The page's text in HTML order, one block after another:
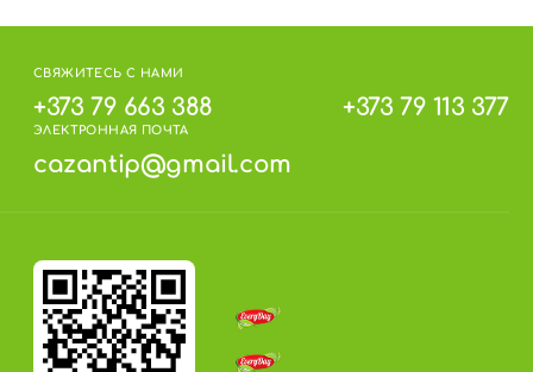
СВЯЖИТЕСЬ С НАМИ
+373 79 663 388 +373 79 113 377
ЭЛЕКТРОННАЯ ПОЧТА
cazantip@gmail.com